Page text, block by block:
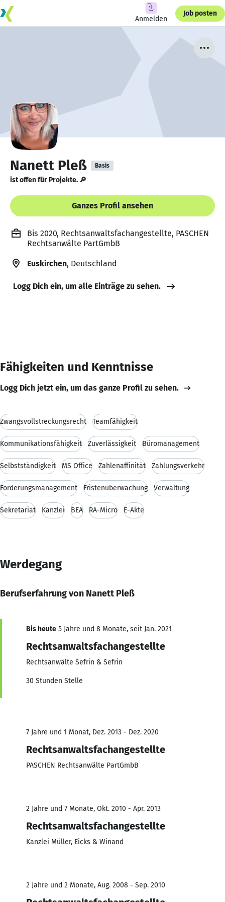
Anmelden
Job posten
Nanett Pleß Basis
ist offen für Projekte. 🔎
Ganzes Profil ansehen
Bis 2020, Rechtsanwaltsfachangestellte, PASCHEN
Rechtsanwälte PartGmbB
Euskirchen, Deutschland
Logg Dich ein, um alle Einträge zu sehen.
Fähigkeiten und Kenntnisse
Logg Dich jetzt ein, um das ganze Profil zu sehen.
Zwangsvollstreckungsrecht Teamfähigkeit
Kommunikationsfähigkeit Zuverlässigkeit Büromanagement
Selbstständigkeit MS Office Zahlenaffinität Zahlungsverkehr
Forderungsmanagement Fristenüberwachung Verwaltung
Sekretariat Kanzlei BEA RA-Micro E-Akte
Werdegang
Berufserfahrung von Nanett Pleß
Bis heute 5 Jahre und 8 Monate, seit Jan. 2021
Rechtsanwaltsfachangestellte
Rechtsanwälte Sefrin & Sefrin
30 Stunden Stelle
7 Jahre und 1 Monat, Dez. 2013 - Dez. 2020
Rechtsanwaltsfachangestellte
PASCHEN Rechtsanwälte PartGmbB
2 Jahre und 7 Monate, Okt. 2010 - Apr. 2013
Rechtsanwaltsfachangestellte
Kanzlei Müller, Eicks & Winand
2 Jahre und 2 Monate, Aug. 2008 - Sep. 2010